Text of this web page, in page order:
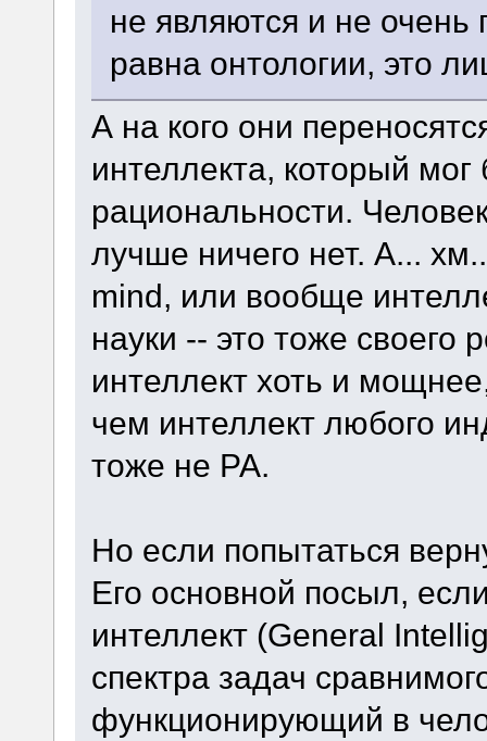
не являются и не
равна онтологии, это
А на кого они
интеллекта, который
рациональности.
лучше ничего нет. А...
mind, или вообще
науки -- это тоже своего
интеллект хоть и
чем интеллект любого
тоже не РА.
Но если попытаться
Его основной посыл,
интеллект (General
спектра задач
функционирующий в